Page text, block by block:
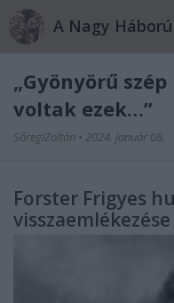
A Nagy Háború
„Gyönyörű
voltak ezek…”
SőregiZoltán • 2024. január 08.
Forster Frigyes
visszaemlékezése